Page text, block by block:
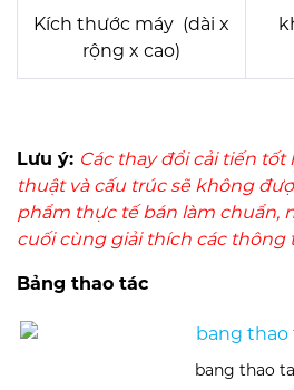
Kích thước máy (dài x
rộng x cao)
Lưu ý: Các thay đổi cải tiến
thuật và cấu trúc sẽ không
phẩm thực tế bán làm chuẩn,
cuối cùng giải thích các thông
Bảng thao tác
bang thao